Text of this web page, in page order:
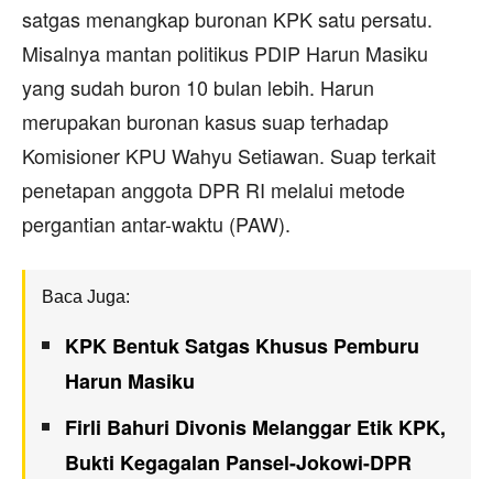
satgas menangkap buronan KPK satu persatu.
Misalnya mantan politikus PDIP Harun Masiku
yang sudah buron 10 bulan lebih. Harun
merupakan buronan kasus suap terhadap
Komisioner KPU Wahyu Setiawan. Suap terkait
penetapan anggota DPR RI melalui metode
pergantian antar-waktu (PAW).
Baca Juga:
KPK Bentuk Satgas Khusus Pemburu
Harun Masiku
Firli Bahuri Divonis Melanggar Etik KPK,
Bukti Kegagalan Pansel-Jokowi-DPR